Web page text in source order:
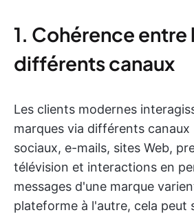
1. Cohérence entre
différents canaux
Les clients modernes
marques via différents canaux
sociaux, e-mails, sites Web,
télévision et interactions en
messages d'une marque
plateforme à l'autre, cela peut